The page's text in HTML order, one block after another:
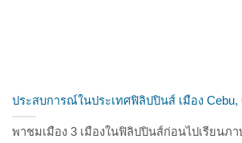
ประสบการณ์ในประเทศฟิลิปปินส์ เมือง Cebu,
พาชมเมือง 3 เมืองในฟิลิปปินส์ก่อนไปเรียนภา